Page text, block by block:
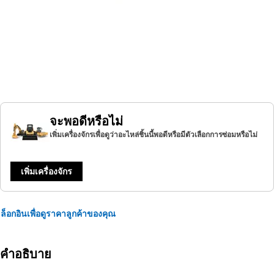
จะพอดีหรือไม่
เพิ่มเครื่องจักรเพื่อดูว่าอะไหล่ชิ้นนี้พอดีหรือมีตัวเลือกการซ่อมหรือไม่
เพิ่มเครื่องจักร
ล็อกอินเพื่อดูราคาลูกค้าของคุณ
คำอธิบาย